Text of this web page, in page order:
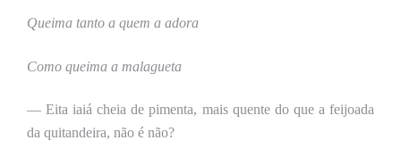
Queima tanto a quem a adora
Como queima a malagueta
— Eita iaiá cheia de pimenta, mais quente do que a feijoada
da quitandeira, não é não?